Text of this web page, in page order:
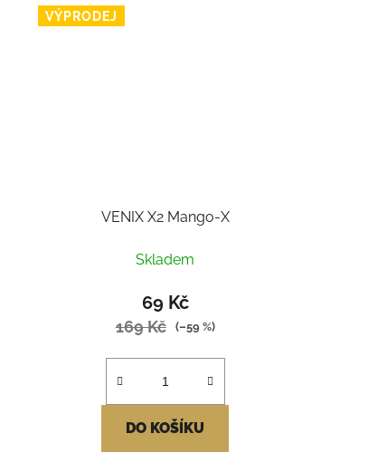
VÝPRODEJ
VENIX X2 Mango-X
Skladem
69 Kč
169 Kč (–59 %)
DO KOŠÍKU